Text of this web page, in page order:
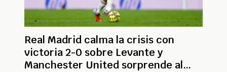
Real Madrid calma la crisis con
victoria 2-0 sobre Levante y
Manchester United sorprende al